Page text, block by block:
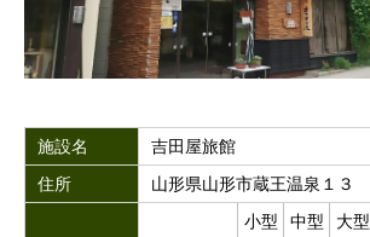
施設名
吉田屋旅館
住所
山形県山形市蔵王温泉１３
小型
中型
大型